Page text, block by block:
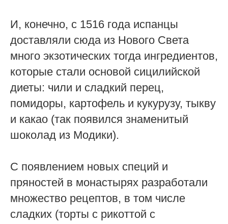
И, конечно, с 1516 года испанцы
доставляли сюда из Нового Света
много экзотических тогда ингредиентов,
которые стали основой сицилийской
диеты: чили и сладкий перец,
помидоры, картофель и кукурузу, тыкву
и какао (так появился знаменитый
шоколад из Модики).
С появлением новых специй и
пряностей в монастырях разработали
множество рецептов, в том числе
сладких (торты с рикоттой с